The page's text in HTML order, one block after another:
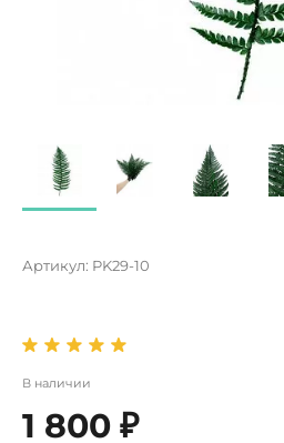
Артикул: PK29-10
В наличии
1 800 ₽